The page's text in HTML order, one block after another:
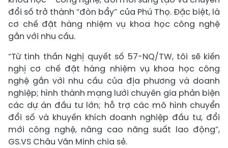
đổi số trở thành “đòn bẩy” của Phú Thọ. Đặc biệt, là
cơ chế đặt hàng nhiệm vụ khoa học công nghệ
gắn với nhu cầu.
“Từ tinh thần Nghị quyết số 57-NQ/TW, tôi sẽ kiến
nghị cơ chế đặt hàng nhiệm vụ khoa học công
nghệ gắn với nhu cầu của địa phương và doanh
nghiệp; hình thành mạng lưới chuyên gia phản biện
các dự án đầu tư lớn; hỗ trợ các mô hình chuyển
đổi số và khuyến khích doanh nghiệp đầu tư, đổi
mới công nghệ, nâng cao năng suất lao động”,
GS.VS Châu Văn Minh chia sẻ.